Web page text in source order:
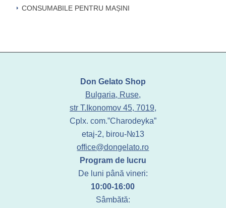
CONSUMABILE PENTRU MAȘINI
Don Gelato Shop
Bulgaria, Ruse,
str T.Ikonomov 45, 7019,
Cplx. com.”Charodeyka”
etaj-2, birou-№13
office@dongelato.ro
Program de lucru
De luni până vineri:
10:00-16:00
Sâmbătă: